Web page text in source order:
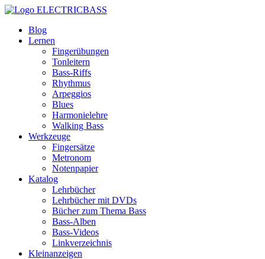
ELECTRICBASS
Blog
Lernen
Fingerübungen
Tonleitern
Bass-Riffs
Rhythmus
Arpeggios
Blues
Harmonielehre
Walking Bass
Werkzeuge
Fingersätze
Metronom
Notenpapier
Katalog
Lehrbücher
Lehrbücher mit DVDs
Bücher zum Thema Bass
Bass-Alben
Bass-Videos
Linkverzeichnis
Kleinanzeigen